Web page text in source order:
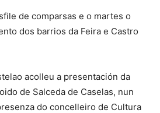
de comparsas e o martes o
dos barrios da Feira e Castro
acolleu a presentación da
de Salceda de Caselas, nun
do concelleiro de Cultura